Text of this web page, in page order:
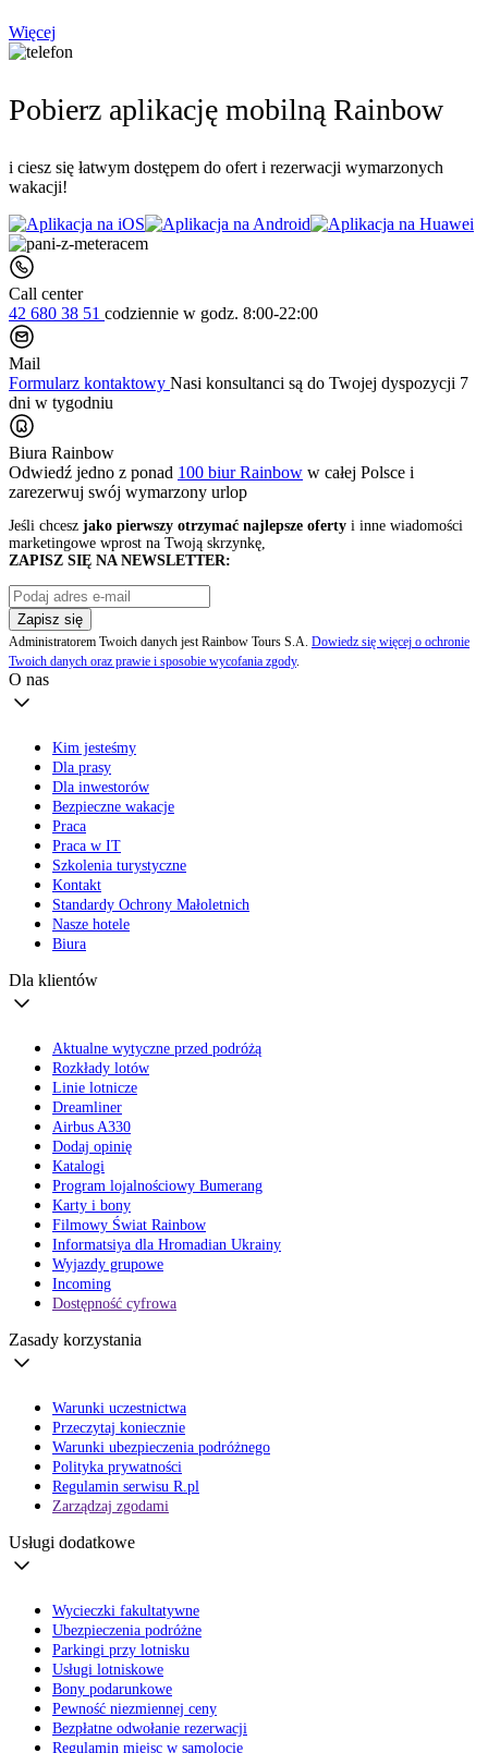
Więcej
Pobierz aplikację mobilną Rainbow
i ciesz się łatwym dostępem do ofert i rezerwacji wymarzonych
wakacji!
Call center
42 680 38 51 codziennie w godz. 8:00-22:00
Mail
Formularz kontaktowy Nasi konsultanci są do Twojej dyspozycji 7
dni w tygodniu
Biura Rainbow
Odwiedź jedno z ponad 100 biur Rainbow w całej Polsce i
zarezerwuj swój wymarzony urlop
Jeśli chcesz jako pierwszy otrzymać najlepsze oferty i inne wiadomości
marketingowe wprost na Twoją skrzynkę,
ZAPISZ SIĘ NA NEWSLETTER:
Zapisz się
Administratorem Twoich danych jest Rainbow Tours S.A. Dowiedz się więcej o ochronie
Twoich danych oraz prawie i sposobie wycofania zgody.
O nas
Kim jesteśmy
Dla prasy
Dla inwestorów
Bezpieczne wakacje
Praca
Praca w IT
Szkolenia turystyczne
Kontakt
Standardy Ochrony Małoletnich
Nasze hotele
Biura
Dla klientów
Aktualne wytyczne przed podróżą
Rozkłady lotów
Linie lotnicze
Dreamliner
Airbus A330
Dodaj opinię
Katalogi
Program lojalnościowy Bumerang
Karty i bony
Filmowy Świat Rainbow
Informatsiya dla Hromadian Ukrainy
Wyjazdy grupowe
Incoming
Dostępność cyfrowa
Zasady korzystania
Warunki uczestnictwa
Przeczytaj koniecznie
Warunki ubezpieczenia podróżnego
Polityka prywatności
Regulamin serwisu R.pl
Zarządzaj zgodami
Usługi dodatkowe
Wycieczki fakultatywne
Ubezpieczenia podróżne
Parkingi przy lotnisku
Usługi lotniskowe
Bony podarunkowe
Pewność niezmiennej ceny
Bezpłatne odwołanie rezerwacji
Regulamin miejsc w samolocie